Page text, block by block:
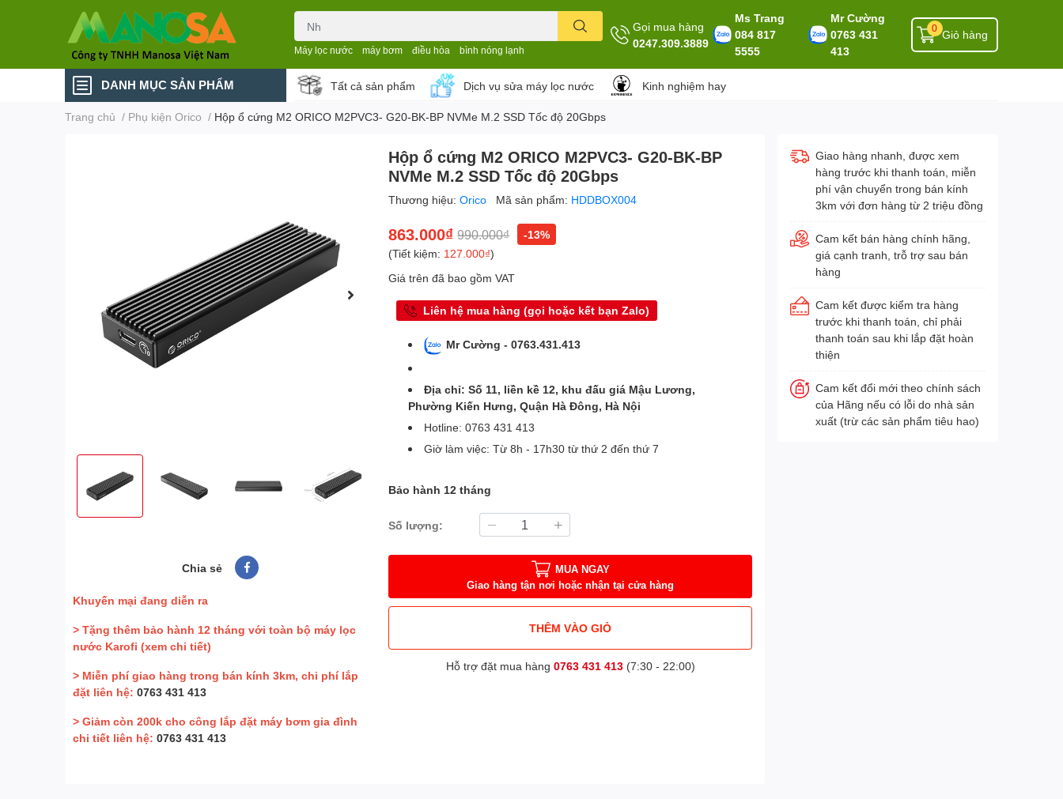
Máy lọc nước máy bơm điều hòa bình nóng lạnh
Gọi mua hàng
0247.309.3889
Ms Trang
084 817
5555
Mr Cường
0763 431
413
Giỏ hàng
0
DANH MỤC SẢN PHẨM Tất cả sản phẩm Dịch vụ sửa máy lọc nước Kinh nghiệm hay
Trang chủ / Phụ kiện Orico / Hộp ổ cứng M2 ORICO M2PVC3- G20-BK-BP NVMe M.2 SSD Tốc độ 20Gbps
Chia sẻ
Khuyến mại đang diễn ra
> Tặng thêm bảo hành 12 tháng với toàn bộ máy lọc
nước Karofi (xem chi tiết)
> Miễn phí giao hàng trong bán kính 3km, chi phí lắp
đặt liên hệ: 0763 431 413
> Giảm còn 200k cho công lắp đặt máy bơm gia đình
chi tiết liên hệ: 0763 431 413
Hộp ổ cứng M2 ORICO M2PVC3- G20-BK-BP
NVMe M.2 SSD Tốc độ 20Gbps
Thương hiệu:Orico Mã sản phẩm: HDDBOX004
863.000₫ 990.000₫
-13%
(Tiết kiệm: 127.000₫)
Giá trên đã bao gồm VAT
Liên hệ mua hàng (gọi hoặc kết bạn Zalo)
Mr Cường - 0763.431.413
Địa chỉ: Số 11, liền kề 12, khu đấu giá Mậu Lương,
Phường Kiến Hưng, Quận Hà Đông, Hà Nội
Hotline: 0763 431 413
Giờ làm việc: Từ 8h - 17h30 từ thứ 2 đến thứ 7
Bảo hành 12 tháng
Số lượng:
MUA NGAY
Giao hàng tận nơi hoặc nhận tại cửa hàng
THÊM VÀO GIỎ
Hỗ trợ đặt mua hàng 0763 431 413(7:30 - 22:00)
Giao hàng nhanh, được xem
hàng trước khi thanh toán, miễn
phí vận chuyển trong bán kính
3km với đơn hàng từ 2 triệu đồng
Cam kết bán hàng chính hãng,
giá cạnh tranh, trỗ trợ sau bán
hàng
Cam kết được kiểm tra hàng
trước khi thanh toán, chỉ phải
thanh toán sau khi lắp đặt hoàn
thiện
Cam kết đổi mới theo chính sách
của Hãng nếu có lỗi do nhà sản
xuất (trừ các sản phẩm tiêu hao)